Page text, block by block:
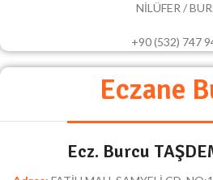
NİLÜFER /
+90 (532) 747
Eczane
Ecz. Burcu